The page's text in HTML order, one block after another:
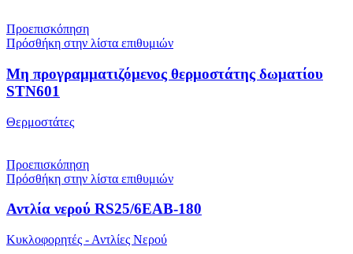
Προεπισκόπηση
Πρόσθήκη στην λίστα επιθυμιών
Μη προγραμματιζόμενος θερμοστάτης δωματίου
STN601
Θερμοστάτες
Προεπισκόπηση
Πρόσθήκη στην λίστα επιθυμιών
Αντλία νερού RS25/6EAB-180
Κυκλοφορητές - Αντλίες Νερού